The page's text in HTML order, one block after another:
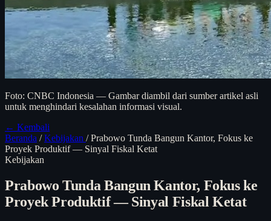
Foto: CNBC Indonesia — Gambar diambil dari sumber artikel asli
untuk menghindari kesalahan informasi visual.
← Kembali
Beranda / Kebijakan / Prabowo Tunda Bangun Kantor, Fokus ke
Proyek Produktif — Sinyal Fiskal Ketat
Kebijakan
Prabowo Tunda Bangun Kantor, Fokus ke
Proyek Produktif — Sinyal Fiskal Ketat